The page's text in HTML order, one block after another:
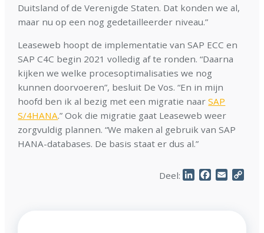
Duitsland of de Verenigde Staten. Dat konden we al,
maar nu op een nog gedetailleerder niveau.”
Leaseweb hoopt de implementatie van SAP ECC en
SAP C4C begin 2021 volledig af te ronden. “Daarna
kijken we welke procesoptimalisaties we nog
kunnen doorvoeren”, besluit De Vos. “En in mijn
hoofd ben ik al bezig met een migratie naarSAP
S/4HANA.” Ook die migratie gaat Leaseweb weer
zorgvuldig plannen. “We maken al gebruik van SAP
HANA-databases. De basis staat er dus al.”
Deel: LinkedInFacebook
Email